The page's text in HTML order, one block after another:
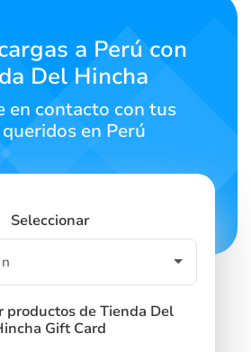
a Perú con
Del Hincha
en contacto con tus
en Perú
Seleccionar
productos de Tienda Del
Gift Card